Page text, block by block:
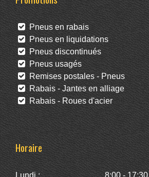
Pneus en rabais
Pneus en liquidations
Pneus discontinués
Pneus usagés
Remises postales - Pneus
Rabais - Jantes en alliage
Rabais - Roues d'acier
Horaire
Lundi : 8:00 - 17:30